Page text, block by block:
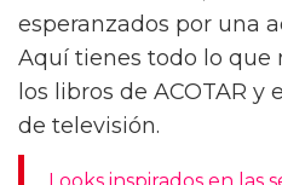
principio se muestra
su mundo se expande
conexión similar a la
con su captor, un hada
Por supuesto, eso es